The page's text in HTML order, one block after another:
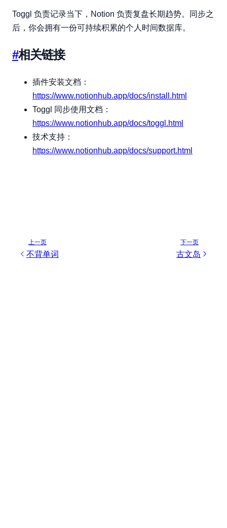
Toggl 负责记录当下，Notion 负责复盘长期趋势。同步之
后，你会拥有一份可持续积累的个人时间数据库。
#相关链接
插件安装文档：
https://www.notionhub.app/docs/install.html
Toggl 同步使用文档：
https://www.notionhub.app/docs/toggl.html
技术支持：
https://www.notionhub.app/docs/support.html
上一页
不背单词
下一页
古文岛